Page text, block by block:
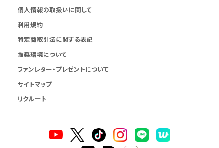
個人情報の取扱いに関して
利用規約
特定商取引法に関する表記
推奨環境について
ファンレター・プレゼントについて
サイトマップ
リクルート